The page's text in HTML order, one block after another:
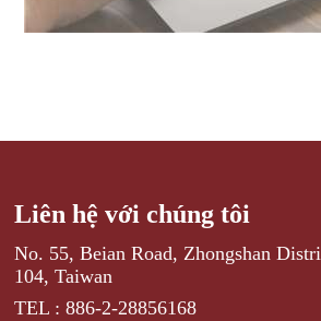
Liên hệ với chúng tôi
No. 55, Beian Road, Zhongshan
104, Taiwan
TEL : 886-2-28856168